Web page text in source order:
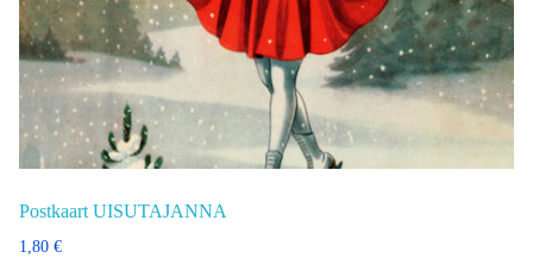
Postkaart UISUTAJANNA
1,80 €